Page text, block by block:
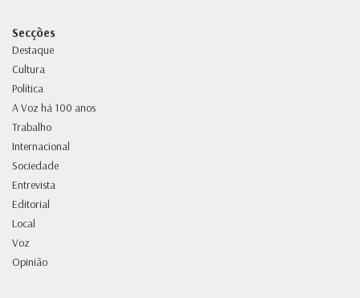
Secções
Destaque
Cultura
Política
A Voz há 100 anos
Trabalho
Internacional
Sociedade
Entrevista
Editorial
Local
Voz
Opinião